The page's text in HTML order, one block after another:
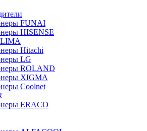
FUNAI
HISENSE
Hitachi
LG
ROLAND
XIGMA
Coolnet
ERACO